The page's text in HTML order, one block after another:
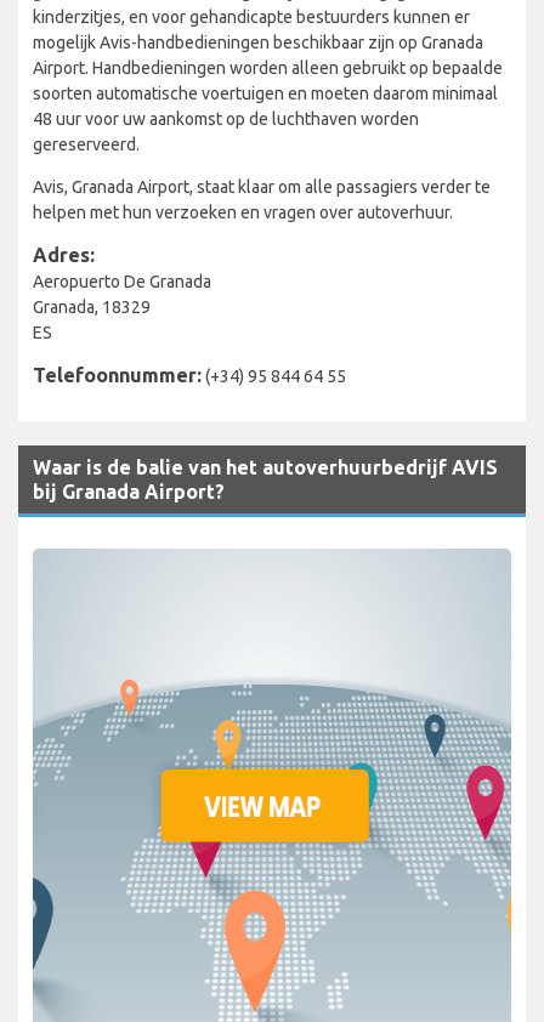
kinderzitjes, en voor gehandicapte bestuurders kunnen er
mogelijk Avis-handbedieningen beschikbaar zijn op Granada
Airport. Handbedieningen worden alleen gebruikt op bepaalde
soorten automatische voertuigen en moeten daarom minimaal
48 uur voor uw aankomst op de luchthaven worden
gereserveerd.
Avis, Granada Airport, staat klaar om alle passagiers verder te
helpen met hun verzoeken en vragen over autoverhuur.
Adres:
Aeropuerto De Granada
Granada, 18329
ES
Telefoonnummer:(+34) 95 844 64 55
Waar is de balie van het autoverhuurbedrijf AVIS
bij Granada Airport?